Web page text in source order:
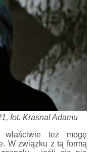
fot. Krasnal Adamu
też mogę
W związku z tą formą